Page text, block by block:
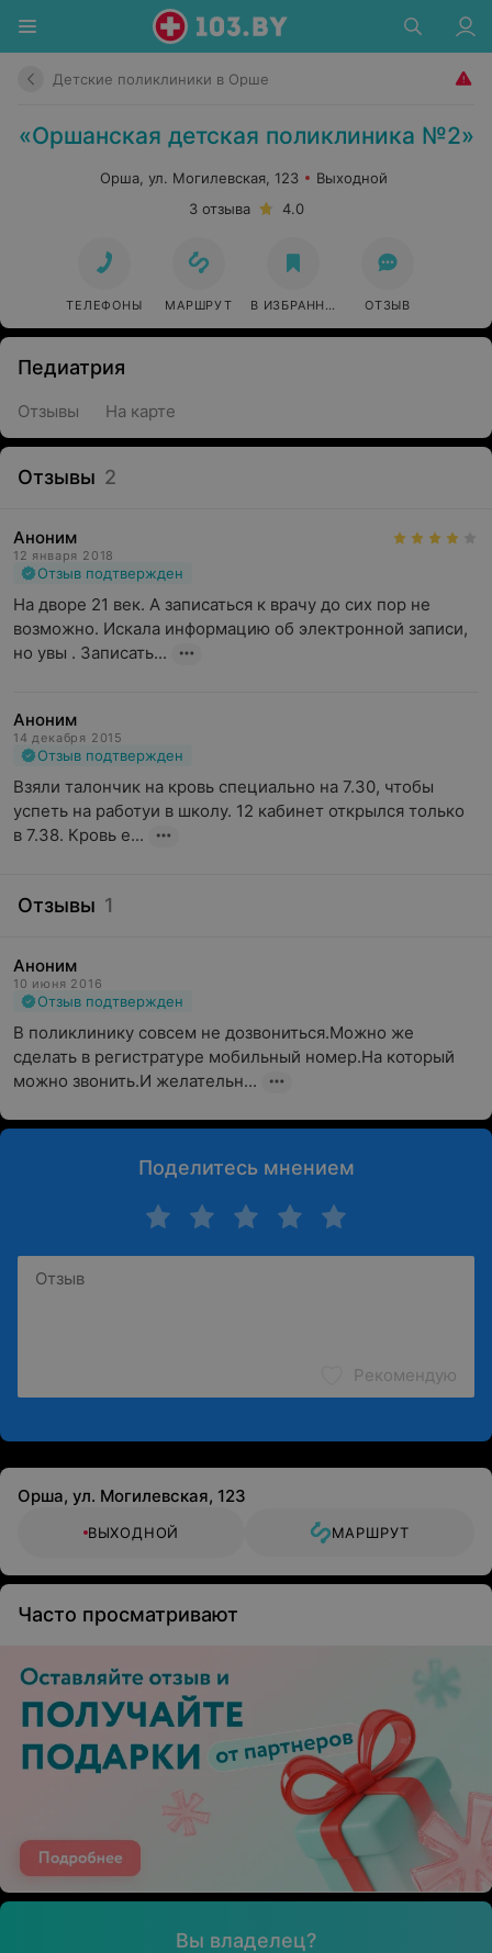
Детские поликлиники в Орше
«Оршанская детская поликлиника №2»
Орша, ул. Могилевская, 123
Выходной
3 отзыва
4.0
ТЕЛЕФОНЫ МАРШРУТ В ИЗБРАННОЕ ОТЗЫВ
Педиатрия
Отзывы На карте
Отзывы 2
Аноним
12 января 2018
Отзыв подтвержден
На дворе 21 век. А записаться к врачу до сих пор не
возможно. Искала информацию об электронной записи,
но увы . Записать...
Аноним
14 декабря 2015
Отзыв подтвержден
Взяли талончик на кровь специально на 7.30, чтобы
успеть на работуи в школу. 12 кабинет открылся только
в 7.38. Кровь е...
Отзывы 1
Аноним
10 июня 2016
Отзыв подтвержден
В поликлинику совсем не дозвониться.Можно же
сделать в регистратуре мобильный номер.На который
можно звонить.И желательн...
Поделитесь мнением
Рекомендую
Орша, ул. Могилевская, 123
ВЫХОДНОЙ МАРШРУТ
Часто просматривают
Вы владелец?